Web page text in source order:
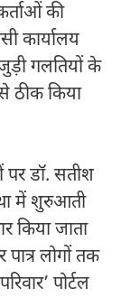
की
कार्यालय
गलतियों के
ठीक किया
पर डॉ. सतीश
में शुरुआती
किया जाता
पात्र लोगों तक
पोर्टल